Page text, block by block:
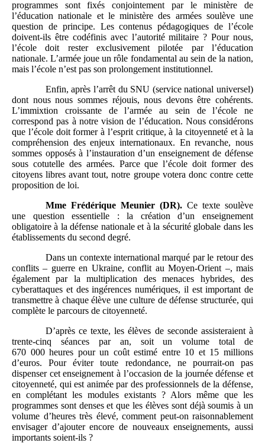
programmes sont fixés conjointement par le ministère de
l’éducation nationale et le ministère des armées soulève une
question de principe. Les contenus pédagogiques de l’école
doivent-ils être codéfinis avec l’autorité militaire ? Pour nous,
l’école doit rester exclusivement pilotée par l’éducation
nationale. L’armée joue un rôle fondamental au sein de la nation,
mais l’école n’est pas son prolongement institutionnel.
Enfin, après l’arrêt du SNU (service national universel)
dont nous nous sommes réjouis, nous devons être cohérents.
L’immixtion croissante de l’armée au sein de l’école ne
correspond pas à notre vision de l’éducation. Nous considérons
que l’école doit former à l’esprit critique, à la citoyenneté et à la
compréhension des enjeux internationaux. En revanche, nous
sommes opposés à l’instauration d’un enseignement de défense
sous cotutelle des armées. Parce que l’école doit former des
citoyens libres avant tout, notre groupe votera donc contre cette
proposition de loi.
Mme Frédérique Meunier (DR).Ce texte soulève
une question essentielle : la création d’un enseignement
obligatoire à la défense nationale et à la sécurité globale dans les
établissements du second degré.
Dans un contexte international marqué par le retour des
conflits – guerre en Ukraine, conflit au Moyen-Orient –, mais
également par la multiplication des menaces hybrides, des
cyberattaques et des ingérences numériques, il est important de
transmettre à chaque élève une culture de défense structurée, qui
complète le parcours de citoyenneté.
D’après ce texte, les élèves de seconde assisteraient à
trente-cinq séances par an, soit un volume total de
670 000 heures pour un coût estimé entre 10 et 15 millions
d’euros. Pour éviter toute redondance, ne pourrait-on pas
dispenser cet enseignement à l’occasion de la journée défense et
citoyenneté, qui est animée par des professionnels de la défense,
en complétant les modules existants ? Alors même que les
programmes sont denses et que les élèves sont déjà soumis à un
volume d’heures très élevé, comment peut-on raisonnablement
envisager d’ajouter encore de nouveaux enseignements, aussi
importants soient-ils ?